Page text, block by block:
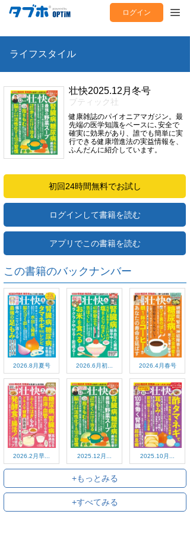
ログイン
ライフスタイル
壮快2025.12月冬号
ブティック社
健康雑誌のパイオニアマガジン。最
先端の医学知識をベースに､安全で
確実に効果があり、誰でも簡単に実
行できる健康増進法の実益情報を、
ふんだんに紹介しています。
初回24時間無料でお試し
ログインして書籍を読む
アプリでこの書籍を読む
この書籍のバックナンバー
2026.8月夏号 2026.6月初... 2026.4月春号
2026.2月早... 2025.12月... 2025.10月...
+もっとみる
+すべてみる